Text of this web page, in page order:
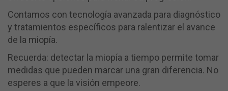
Contamos con tecnología avanzada para diagnóstico
y tratamientos específicos para ralentizar el avance
de la miopía.
Recuerda: detectar la miopía a tiempo permite tomar
medidas que pueden marcar una gran diferencia. No
esperes a que la visión empeore.